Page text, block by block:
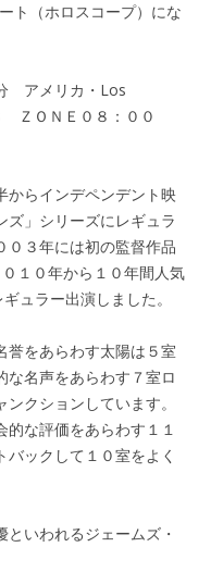
ト（ホロスコープ）にな
アメリカ・Los
ＺＯＮＥ０８：００
からインデペンデント映
ズ」シリーズにレギュラ
０３年には初の監督作品
１０年から１０年間人気
ュラー出演しました。
誉をあらわす太陽は５室
な名声をあらわす７室ロ
クションしています。
な評価をあらわす１１
ックして１０室をよく
いわれるジェームズ・